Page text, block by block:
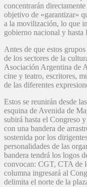
concentrarán
objetivo de «garantizar»
a la movilización, lo que
gobierno nacional y hasta
Antes de que estos
de los sectores de la
Asociación Argentina de
cine y teatro, escritores,
de las diferentes
Estos se reunirán desde
esquina de Avenida de
subirá hasta el Congreso
con una bandera de
sostenida por los
personalidades de las
bandera tendrá los logos
convocan: CGT, CTA de
columna ingresará al
delimita el norte de la